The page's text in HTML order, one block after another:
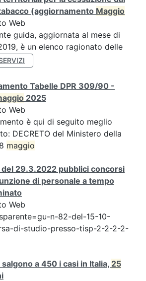
(aggiornamento Maggio
Web
guida, aggiornata al mese di
è un elenco ragionato delle
Tabelle DPR 309/90 -
2025
Web
è qui di seguito meglio
DECRETO del Ministero della
maggio
del 29.3.2022 pubblici concorsi
di personale a tempo
Web
n-82-del-15-10-
di-studio-presso-tisp-2-2-2-2-
a 450 i casi in Italia, 25